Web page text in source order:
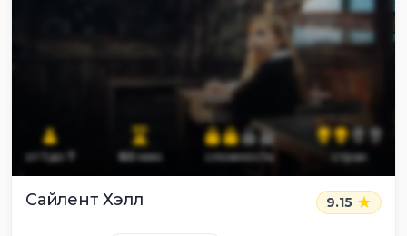
от до 60мин сложность страх
Сайлент Хэлл 9.15